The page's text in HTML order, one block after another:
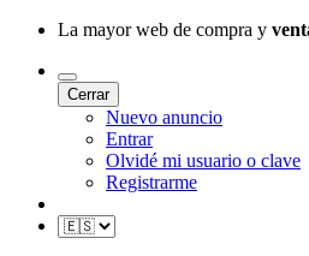
La mayor web de compra y
Cerrar
Nuevo anuncio
Entrar
Olvidé mi usuario o clave
Registrarme